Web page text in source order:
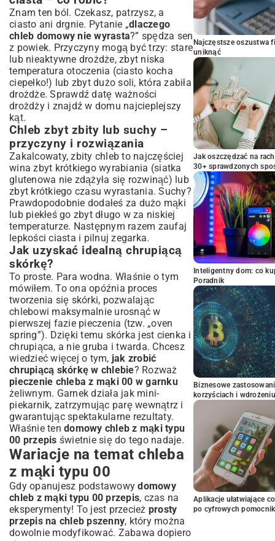
Znam ten ból. Czekasz, patrzysz, a
ciasto ani drgnie. Pytanie „dlaczego
chleb domowy nie wyrasta?” spędza sen
z powiek. Przyczyny mogą być trzy: stare
lub nieaktywne drożdże, zbyt niska
temperatura otoczenia (ciasto kocha
ciepełko!) lub zbyt dużo soli, która zabiła
drożdże. Sprawdź datę ważności
drożdży i znajdź w domu najcieplejszy
kąt.
Chleb zbyt zbity lub suchy –
przyczyny i rozwiązania
Zakalcowaty, zbity chleb to najczęściej
wina zbyt krótkiego wyrabiania (siatka
glutenowa nie zdążyła się rozwinąć) lub
zbyt krótkiego czasu wyrastania. Suchy?
Prawdopodobnie dodałeś za dużo mąki
lub piekłeś go zbyt długo w za niskiej
temperaturze. Następnym razem zaufaj
lepkości ciasta i pilnuj zegarka.
Jak uzyskać idealną chrupiącą
skórkę?
To proste. Para wodna. Właśnie o tym
mówiłem. To ona opóźnia proces
tworzenia się skórki, pozwalając
chlebowi maksymalnie urosnąć w
pierwszej fazie pieczenia (tzw. „oven
spring”). Dzięki temu skórka jest cienka i
chrupiąca, a nie gruba i twarda. Chcesz
wiedzieć więcej o tym, jak zrobić
chrupiącą skórkę w chlebie? Rozważ
pieczenie chleba z mąki 00 w garnku
żeliwnym. Garnek działa jak mini-
piekarnik, zatrzymując parę wewnątrz i
gwarantując spektakularne rezultaty.
Właśnie ten domowy chleb z mąki typu
00 przepis świetnie się do tego nadaje.
Wariacje na temat chleba
z mąki typu 00
Gdy opanujesz podstawowydomowy
chleb z mąki typu 00 przepis, czas na
eksperymenty! To jest przecież prosty
przepis na chleb pszenny, który można
dowolnie modyfikować. Zabawa dopiero
Najczęstsze oszustwa
uniknąć
Jak oszczędzać na
30+ sprawdzonych
Inteligentny dom: co
Poradnik
Biznesowe
korzyściach i wdrożeniu
Aplikacje ułatwiające
po cyfrowych